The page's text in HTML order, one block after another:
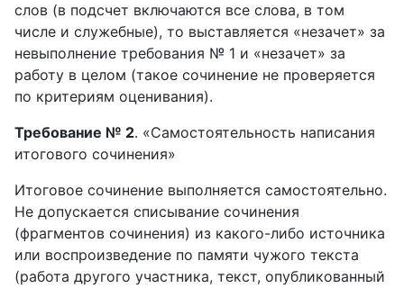
слов (в подсчет включаются все слова, в том
числе и служебные), то выставляется «незачет» за
невыполнение требования № 1 и «незачет» за
работу в целом (такое сочинение не проверяется
по критериям оценивания).
Требование № 2. «Самостоятельность написания
итогового сочинения»
Итоговое сочинение выполняется самостоятельно.
Не допускается списывание сочинения
(фрагментов сочинения) из какого-либо источника
или воспроизведение по памяти чужого текста
(работа другого участника, текст, опубликованный